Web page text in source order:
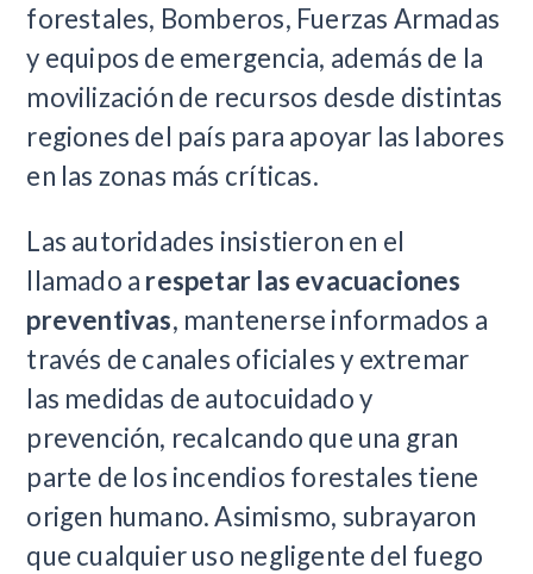
forestales, Bomberos, Fuerzas Armadas
y equipos de emergencia, además de la
movilización de recursos desde distintas
regiones del país para apoyar las labores
en las zonas más críticas.
Las autoridades insistieron en el
llamado a respetar las evacuaciones
preventivas, mantenerse informados a
través de canales oficiales y extremar
las medidas de autocuidado y
prevención, recalcando que una gran
parte de los incendios forestales tiene
origen humano. Asimismo, subrayaron
que cualquier uso negligente del fuego